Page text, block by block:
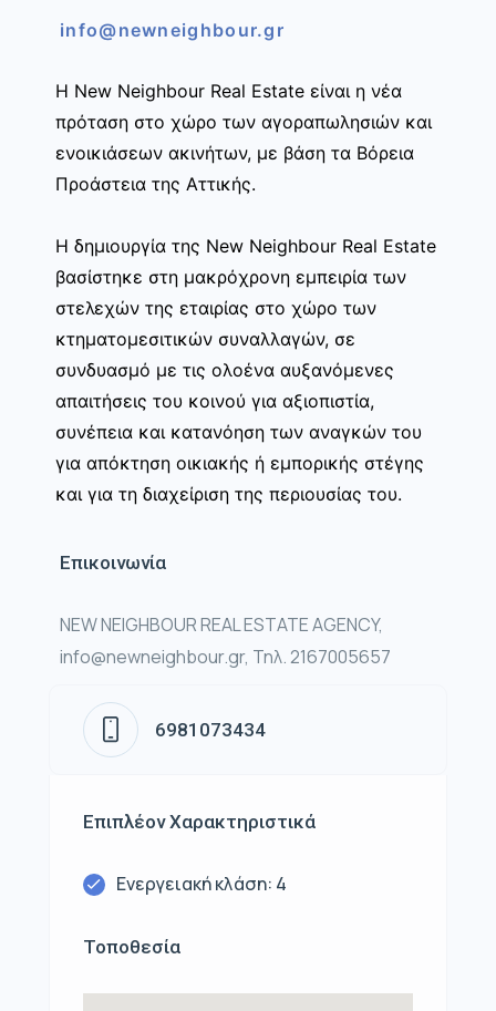
info@newneighbour.gr
Η New Neighbour Real Estate είναι η νέα
πρόταση στο χώρο των αγοραπωλησιών και
ενοικιάσεων ακινήτων, με βάση τα Βόρεια
Προάστεια της Αττικής.
Η δημιουργία της New Neighbour Real Estate
βασίστηκε στη μακρόχρονη εμπειρία των
στελεχών της εταιρίας στο χώρο των
κτηματομεσιτικών συναλλαγών, σε
συνδυασμό με τις ολοένα αυξανόμενες
απαιτήσεις του κοινού για αξιοπιστία,
συνέπεια και κατανόηση των αναγκών του
για απόκτηση οικιακής ή εμπορικής στέγης
και για τη διαχείριση της περιουσίας του.
Επικοινωνία
NEW NEIGHBOUR REAL ESTATE AGENCY,
info@newneighbour.gr, Τηλ. 2167005657
6981073434
Επιπλέον Χαρακτηριστικά
Ενεργειακή κλάση: 4
Τοποθεσία